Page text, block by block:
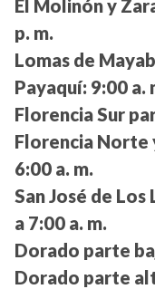
El Molinón y
p. m.
Lomas de
Payaquí: 9:00 a.
Florencia Sur
Florencia Norte
6:00 a. m.
San José de
a 7:00 a. m.
Dorado parte
Dorado parte